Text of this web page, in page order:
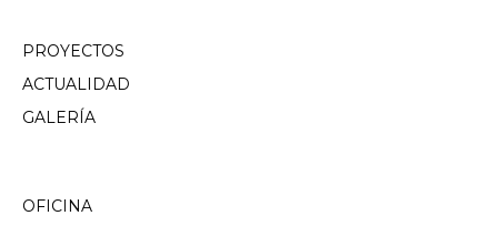
PROYECTOS
ACTUALIDAD
GALERÍA
OFICINA